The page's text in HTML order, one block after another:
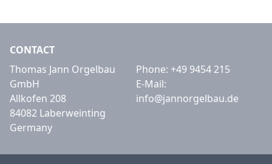
CONTACT
Thomas Jann Orgelbau
GmbH
Allkofen 208
84082 Laberweinting
Germany
Phone: +49 9454 215
E-Mail:
info@jannorgelbau.de